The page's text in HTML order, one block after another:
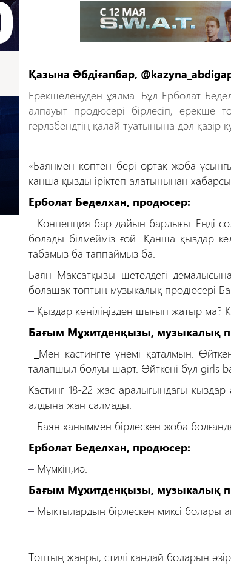
Қазына Әбдіғапбар,
Ерекшеленуден ұялма! Бұл Ерболат
алпауыт продюсері бірлесіп,
герлзбендтің қалай туатынына дәл қазір
«Баянмен көптен бері ортақ жоба
қанша қызды іріктеп алатынынан
Ерболат Беделхан, продюсер:
– Концепция бар дайын барлығы. Енді
болады білмейміз ғой. Қанша қыздар
табамыз ба таппаймыз ба.
Баян Мақсатқызы шетелдегі
болашақ топтың музыкалық продюсері
– Қыздар көңіліңізден шығып жатыр ма?
Бағым Мұхитденқызы, музыкалық
– Мен кастингте үнемі қаталмын.
талапшыл болуы шарт. Өйткені бұл girls
Кастинг 18-22 жас аралығындағы қыздар
алдына жан салмады.
– Баян ханыммен бірлескен жоба
Ерболат Беделхан, продюсер:
– Мүмкін,иә.
Бағым Мұхитденқызы, музыкалық
– Мықтылардың бірлескен миксі болары
Топтың жанры, стилі қандай боларын